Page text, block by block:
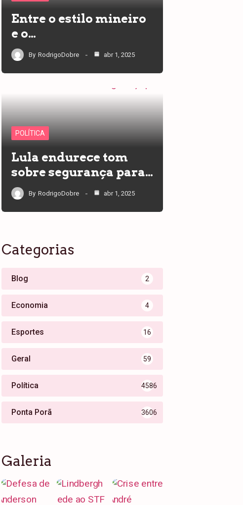
Entre o estilo mineiro
e o…
By RodrigoDobre abr 1, 2025
POLÍTICA
Lula endurece tom
sobre segurança para…
By RodrigoDobre abr 1, 2025
Categorias
Blog 2
Economia 4
Esportes 16
Geral 59
Política 4586
Ponta Porã 3606
Galeria